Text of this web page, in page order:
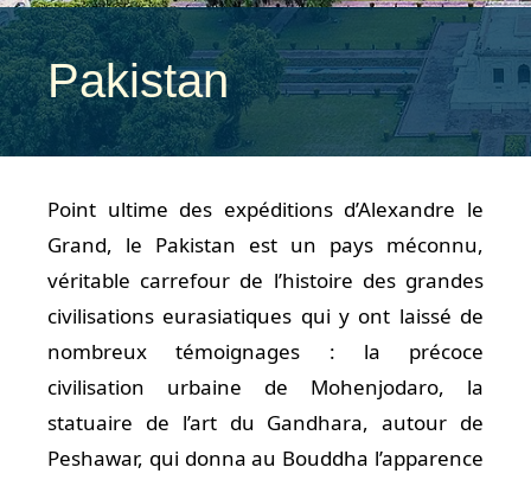
Pakistan
Point ultime des expéditions d’Alexandre le
Grand, le Pakistan est un pays méconnu,
véritable carrefour de l’histoire des grandes
civilisations eurasiatiques qui y ont laissé de
nombreux témoignages : la précoce
civilisation urbaine de Mohenjodaro, la
statuaire de l’art du Gandhara, autour de
Peshawar, qui donna au Bouddha l’apparence